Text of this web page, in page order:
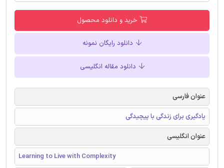
خرید و دانلود محصول
دانلود رایگان نمونه
دانلود مقاله انگلیسی
عنوان فارسی
یادگیری برای زندگی با پیچیدگی‌
عنوان انگلیسی
Learning to Live with Complexity